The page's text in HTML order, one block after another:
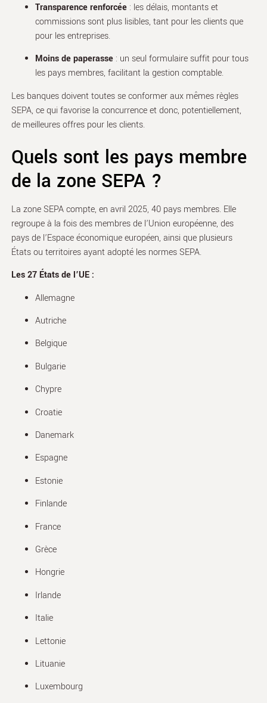
Transparence renforcée: les délais, montants et
commissions sont plus lisibles, tant pour les clients que
pour les entreprises.
Moins de paperasse: un seul formulaire suffit pour tous
les pays membres, facilitant la gestion comptable.
Les banques doivent toutes se conformer aux mêmes règles
SEPA, ce qui favorise la concurrence et donc, potentiellement,
de meilleures offres pour les clients.
Quels sont les pays membre
de la zone SEPA ?
La zone SEPA compte, en avril 2025, 40 pays membres. Elle
regroupe à la fois des membres de l’Union européenne, des
pays de l’Espace économique européen, ainsi que plusieurs
États ou territoires ayant adopté les normes SEPA.
Les 27 États de l’UE :
Allemagne
Autriche
Belgique
Bulgarie
Chypre
Croatie
Danemark
Espagne
Estonie
Finlande
France
Grèce
Hongrie
Irlande
Italie
Lettonie
Lituanie
Luxembourg